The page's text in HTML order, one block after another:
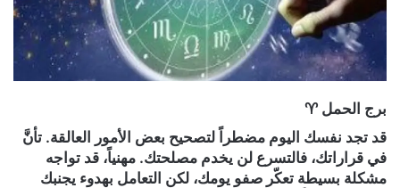
برج الحمل ♈
قد تجد نفسك اليوم مضطراً لتصحيح بعض الأمور العالقة. تأنَّ
في قراراتك، فالتسرع لن يخدم مصلحتك. مهنياً، قد تواجه
مشكلة بسيطة تعكّر صفو يومك، لكن التعامل بهدوء يجنبك